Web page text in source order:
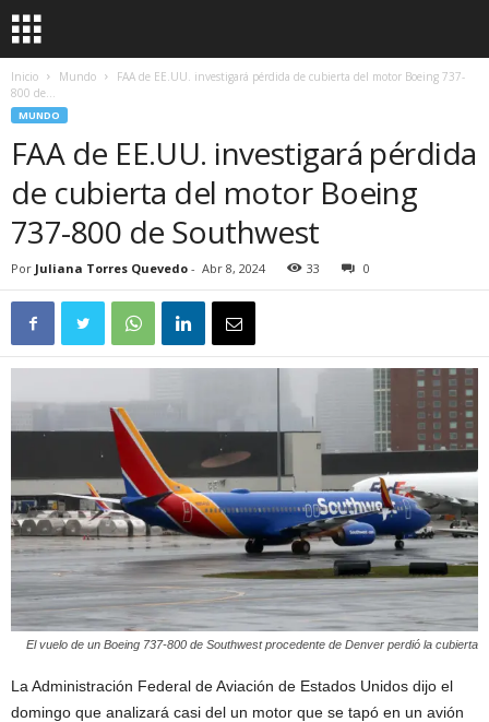
Inicio Mundo
FAA de EE.UU. investigará pérdida de cubierta del motor Boeing 737-
800 de...
MUNDO
FAA de EE.UU. investigará pérdida
de cubierta del motor Boeing
737-800 de Southwest
Por Juliana Torres Quevedo - Abr 8, 2024 33 0
El vuelo de un Boeing 737-800 de Southwest procedente de Denver perdió la cubierta
La Administración Federal de Aviación de Estados Unidos dijo el
domingo que analizará casi del un motor que se tapó en un avión